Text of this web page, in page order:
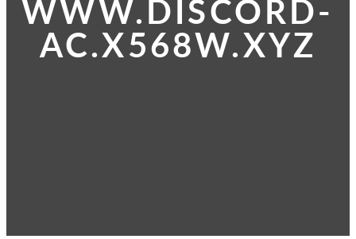
WWW.DISCORD-
AC.X568W.XYZ